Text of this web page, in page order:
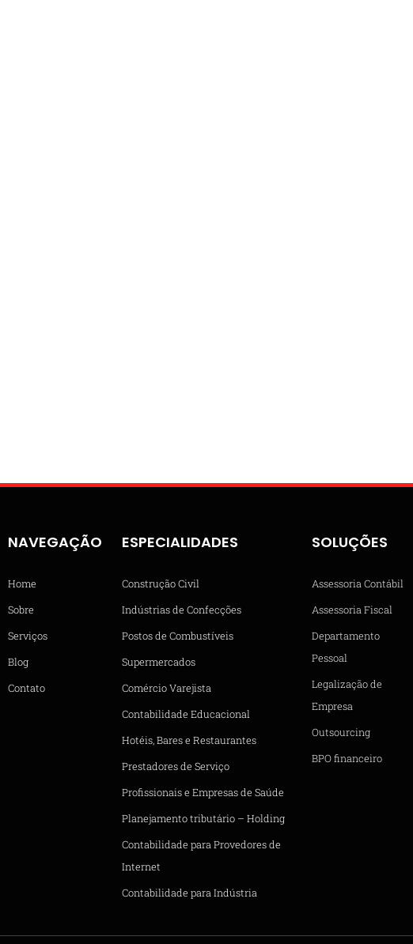
NAVEGAÇÃO
Home
Sobre
Serviços
Blog
Contato
ESPECIALIDADES
Construção Civil
Indústrias de Confecções
Postos de Combustíveis
Supermercados
Comércio Varejista
Contabilidade Educacional
Hotéis, Bares e Restaurantes
Prestadores de Serviço
Profissionais e Empresas de Saúde
Planejamento tributário – Holding
Contabilidade para Provedores de
Internet
Contabilidade para Indústria
SOLUÇÕES
Assessoria Contábil
Assessoria Fiscal
Departamento
Pessoal
Legalização de
Empresa
Outsourcing
BPO financeiro